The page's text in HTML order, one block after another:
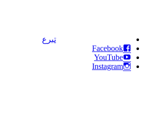
تبرع
Facebook
YouTube
Instagram